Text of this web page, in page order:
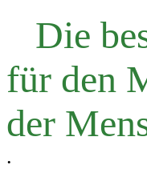
Die
für den
der
.